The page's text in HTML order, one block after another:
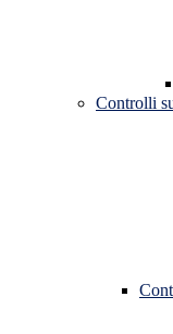
Controlli